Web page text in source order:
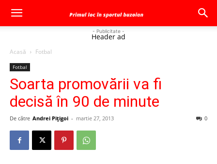
- Publicitate -
Header ad
Acasă Fotbal
Fotbal
Soarta promovării va fi
decisă în 90 de minute
De către Andrei Pițigoi - martie 27, 2013 0